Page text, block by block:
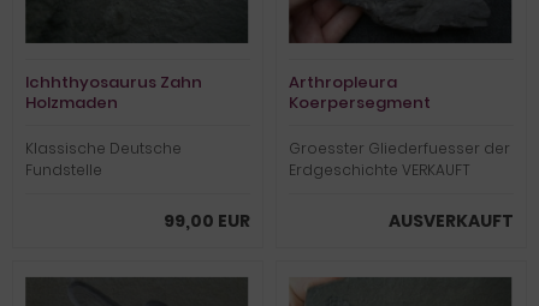
Ichhthyosaurus Zahn
Holzmaden
Klassische Deutsche
Fundstelle
99,00 EUR
Arthropleura
Koerpersegment
Groesster Gliederfuesser der
Erdgeschichte VERKAUFT
AUSVERKAUFT